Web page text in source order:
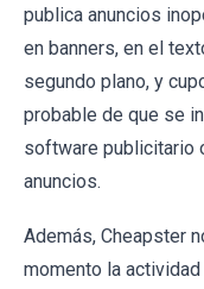
publica anuncios
en banners, en el
segundo plano, y
probable de que se
software publicitario
anuncios.
Además, Cheapster
momento la